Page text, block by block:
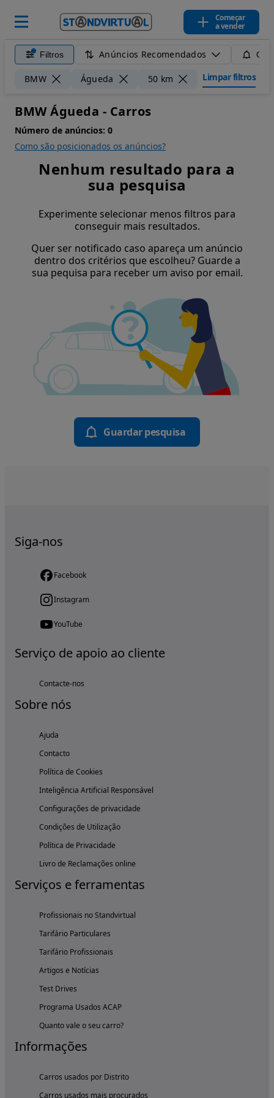
Começar
a vender
Filtros Anúncios Recomendados
BMW Águeda 50 km Limpar filtros
BMW Águeda - Carros
Número de anúncios: 0
Como são posicionados os anúncios?
Nenhum resultado para a
sua pesquisa
Experimente selecionar menos filtros para
conseguir mais resultados.
Quer ser notificado caso apareça um anúncio
dentro dos critérios que escolheu? Guarde a
sua pequisa para receber um aviso por email.
Guardar pesquisa
Siga-nos
Facebook
Instagram
YouTube
Serviço de apoio ao cliente
Contacte-nos
Sobre nós
Ajuda
Contacto
Política de Cookies
Inteligência Artificial Responsável
Configurações de privacidade
Condições de Utilização
Política de Privacidade
Livro de Reclamações online
Serviços e ferramentas
Profissionais no Standvirtual
Tarifário Particulares
Tarifário Profissionais
Artigos e Notícias
Test Drives
Programa Usados ACAP
Quanto vale o seu carro?
Informações
Carros usados por Distrito
Carros usados mais procurados